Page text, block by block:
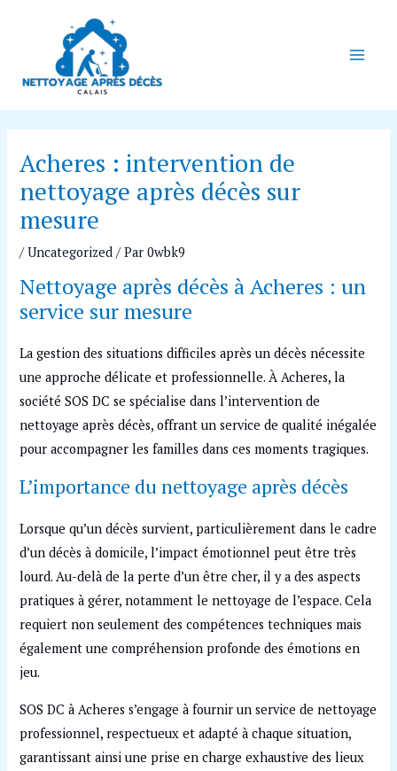
Menu
Acheres : intervention de
nettoyage après décès sur
mesure
/Uncategorized / Par0wbk9
Nettoyage après décès à Acheres : un
service sur mesure
La gestion des situations difficiles après un décès nécessite
une approche délicate et professionnelle. À Acheres, la
société SOS DC se spécialise dans l’intervention de
nettoyage après décès, offrant un service de qualité inégalée
pour accompagner les familles dans ces moments tragiques.
L’importance du nettoyage après décès
Lorsque qu’un décès survient, particulièrement dans le cadre
d’un décès à domicile, l’impact émotionnel peut être très
lourd. Au-delà de la perte d’un être cher, il y a des aspects
pratiques à gérer, notamment le nettoyage de l’espace. Cela
requiert non seulement des compétences techniques mais
également une compréhension profonde des émotions en
jeu.
SOS DC à Acheres s’engage à fournir un service de nettoyage
professionnel, respectueux et adapté à chaque situation,
garantissant ainsi une prise en charge exhaustive des lieux